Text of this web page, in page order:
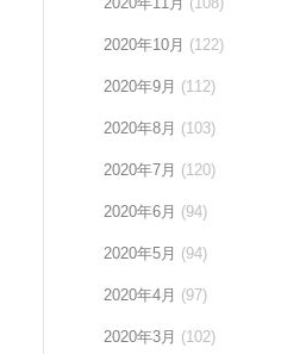
2020年10月 (122)
2020年9月 (112)
2020年8月 (103)
2020年7月 (120)
2020年6月 (94)
2020年5月 (94)
2020年4月 (97)
2020年3月 (102)